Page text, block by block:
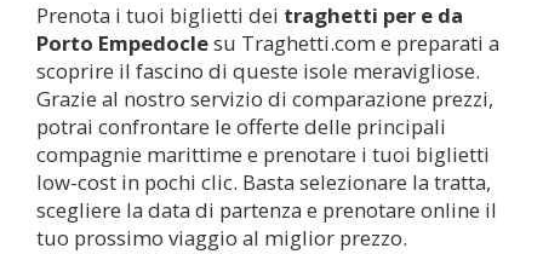
Prenota i tuoi biglietti dei traghetti per e da
Porto Empedoclesu Traghetti.com e preparati a
scoprire il fascino di queste isole meravigliose.
Grazie al nostro servizio di comparazione prezzi,
potrai confrontare le offerte delle principali
compagnie marittime e prenotare i tuoi biglietti
low-cost in pochi clic. Basta selezionare la tratta,
scegliere la data di partenza e prenotare online il
tuo prossimo viaggio al miglior prezzo.